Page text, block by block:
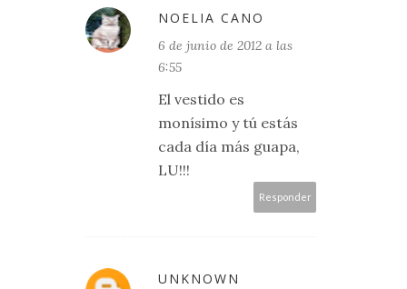
NOELIA CANO
6 de junio de 2012 a las
6:55
El vestido es
monísimo y tú estás
cada día más guapa,
LU!!!
Responder
UNKNOWN